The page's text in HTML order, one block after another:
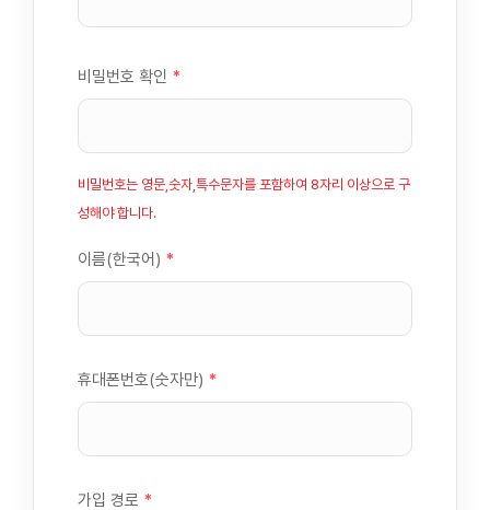
비밀번호 확인 *
비밀번호는 영문,숫자,특수문자를 포함하여 8자리 이상으로 구
성해야 합니다.
이름(한국어) *
휴대폰번호(숫자만) *
가입 경로 *